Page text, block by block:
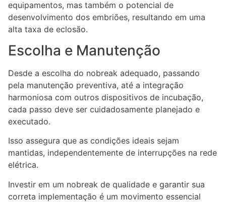
equipamentos, mas também o potencial de
desenvolvimento dos embriões, resultando em uma
alta taxa de eclosão.
Escolha e Manutenção
Desde a escolha do nobreak adequado, passando
pela manutenção preventiva, até a integração
harmoniosa com outros dispositivos de incubação,
cada passo deve ser cuidadosamente planejado e
executado.
Isso assegura que as condições ideais sejam
mantidas, independentemente de interrupções na rede
elétrica.
Investir em um nobreak de qualidade e garantir sua
correta implementação é um movimento essencial